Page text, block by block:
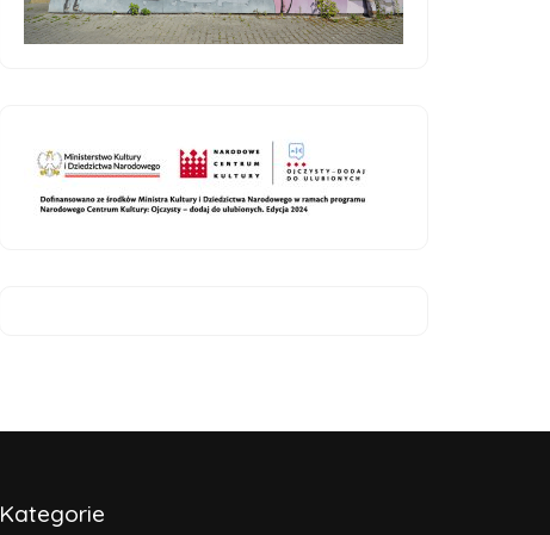
Kategorie